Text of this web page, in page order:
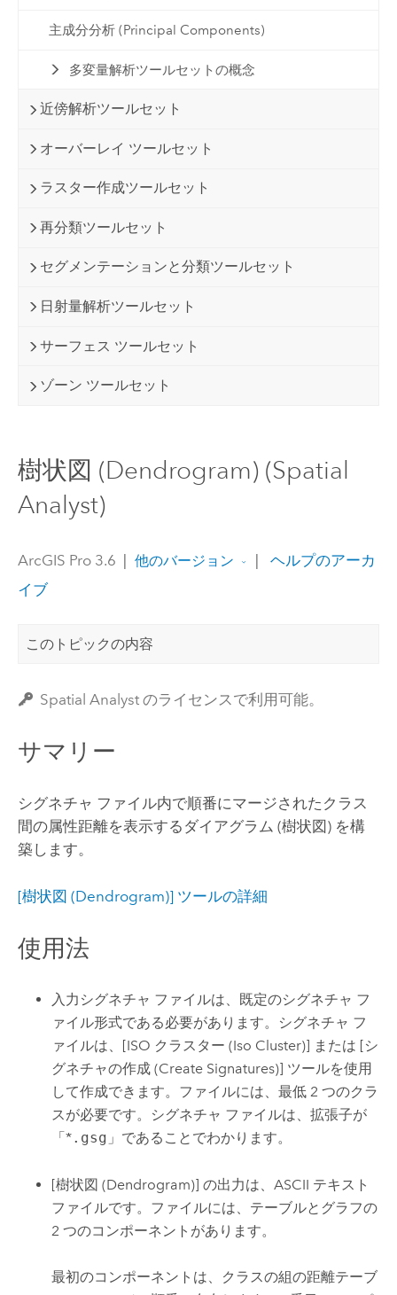
主成分分析 (Principal Components)
多変量解析ツールセットの概念
近傍解析ツールセット
オーバーレイ ツールセット
ラスター作成ツールセット
再分類ツールセット
セグメンテーションと分類ツールセット
日射量解析ツールセット
サーフェス ツールセット
ゾーン ツールセット
樹状図 (Dendrogram) (Spatial
Analyst)
ArcGIS Pro 3.6 他のバージョン
ヘルプのアーカ
イブ
このトピックの内容
Spatial Analyst のライセンスで利用可能。
サマリー
シグネチャ ファイル内で順番にマージされたクラス
間の属性距離を表示するダイアグラム (樹状図) を構
築します。
[樹状図 (Dendrogram)] ツールの詳細
使用法
入力シグネチャ ファイルは、既定のシグネチャ フ
ァイル形式である必要があります。シグネチャ フ
ァイルは、 [ISO クラスター (Iso Cluster)] または [シ
グネチャの作成 (Create Signatures)] ツールを使用
して作成できます。ファイルには、最低 2 つのクラ
スが必要です。シグネチャ ファイルは、拡張子が
「*.gsg 」であることでわかります。
[樹状図 (Dendrogram)] の出力は、ASCII テキスト
ファイルです。ファイルには、テーブルとグラフの
2 つのコンポーネントがあります。
最初のコンポーネントは、クラスの組の距離テーブ